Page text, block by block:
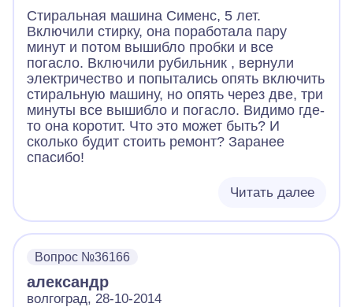
Стиральная машина Сименс, 5 лет.
Включили стирку, она поработала пару
минут и потом вышибло пробки и все
погасло. Включили рубильник , вернули
электричество и попытались опять включить
стиральную машину, но опять через две, три
минуты все вышибло и погасло. Видимо где-
то она коротит. Что это может быть? И
сколько будит стоить ремонт? Заранее
спасибо!
Читать далее
Вопрос №36166
александр
волгоград, 28-10-2014